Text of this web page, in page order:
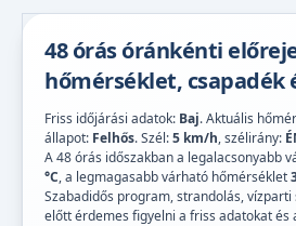
48 órás óránkénti
hőmérséklet, csapadék
Friss időjárási adatok: Baj. Aktuális
állapot: Felhős. Szél:5 km/h, szélirány:
A 48 órás időszakban a legalacsonyabb
°C, a legmagasabb várható hőmérséklet
Szabadidős program, strandolás, vízparti
előtt érdemes figyelni a friss adatokat és